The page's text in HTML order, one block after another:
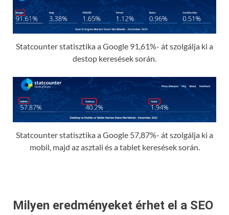
Statcounter statisztika a Google 91,61%- át szolgálja ki a
destop keresések során.
Statcounter statisztika a Google 57,87%- át szolgálja ki a
mobil, majd az asztali és a tablet keresések során.
Milyen eredményeket érhet el a SEO